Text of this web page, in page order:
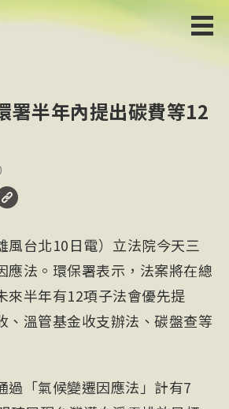
署半年內提出碳費等12
風台北10日電）立法院今天三
應法。環保署表示，法案將在總
來半年有12項子法會優先提
、溫管基金收支辦法、碳盤查等
過「氣候變遷因應法」計有7